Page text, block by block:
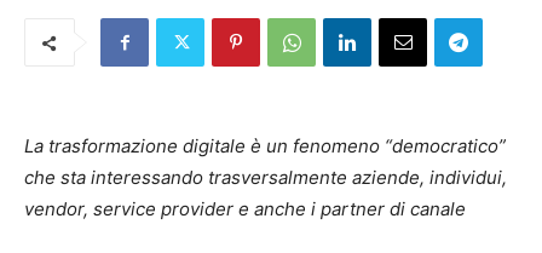
La trasformazione digitale è un fenomeno “democratico”
che sta interessando trasversalmente aziende, individui,
vendor, service provider e anche i partner di canale